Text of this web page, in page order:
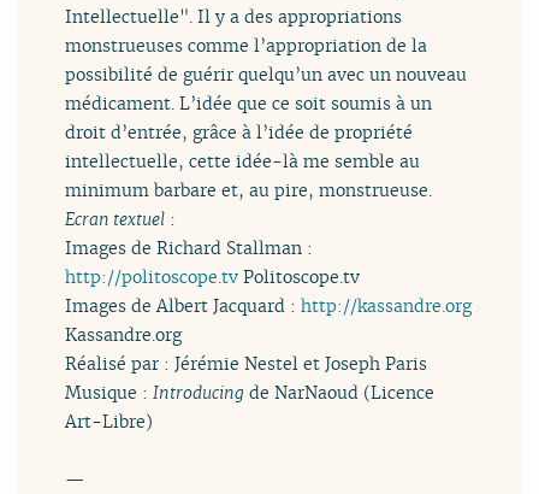
Intellectuelle". Il y a des appropriations
monstrueuses comme l’appropriation de la
possibilité de guérir quelqu’un avec un nouveau
médicament. L’idée que ce soit soumis à un
droit d’entrée, grâce à l’idée de propriété
intellectuelle, cette idée-là me semble au
minimum barbare et, au pire, monstrueuse.
Ecran textuel :
Images de Richard Stallman :
http://politoscope.tv Politoscope.tv
Images de Albert Jacquard :http://kassandre.org
Kassandre.org
Réalisé par : Jérémie Nestel et Joseph Paris
Musique :Introducing de NarNaoud (Licence
Art-Libre)
—